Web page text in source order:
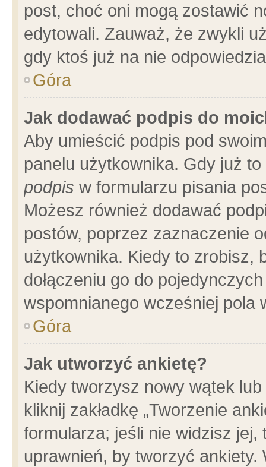
post, choć oni mogą zostawić
edytowali. Zauważ, że zwykli
gdy ktoś już na nie
Góra
Jak dodawać podpis do
Aby umieścić podpis pod
panelu użytkownika. Gdy już
podpis w formularzu pisania
Możesz również dodawać
postów, poprzez zaznaczenie
użytkownika. Kiedy to zrobisz,
dołączeniu go do
wspomnianego wcześniej pola
Góra
Jak utworzyć ankietę?
Kiedy tworzysz nowy wątek
kliknij zakładkę „Tworzenie
formularza; jeśli nie widzisz
uprawnień, by tworzyć ankiety.